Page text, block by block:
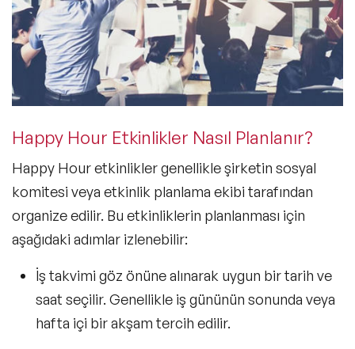
Happy Hour Etkinlikler Nasıl Planlanır?
Happy Hour etkinlikler genellikle şirketin sosyal
komitesi veya etkinlik planlama ekibi tarafından
organize edilir. Bu etkinliklerin planlanması için
aşağıdaki adımlar izlenebilir:
İş takvimi göz önüne alınarak uygun bir tarih ve
saat seçilir. Genellikle iş gününün sonunda veya
hafta içi bir akşam tercih edilir.